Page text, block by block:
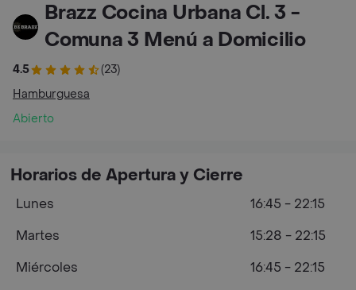
Brazz Cocina Urbana Cl. 3 -
Comuna 3 Menú a Domicilio
4.5
(23)
Hamburguesa
Abierto
Horarios de Apertura y Cierre
Lunes
16:45 - 22:15
Martes
15:28 - 22:15
Miércoles
16:45 - 22:15